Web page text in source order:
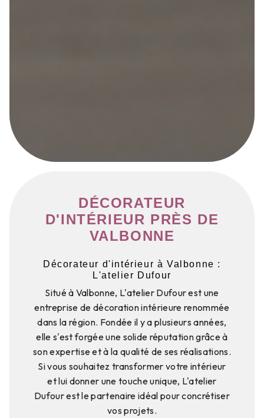
DÉCORATEUR
D'INTÉRIEUR PRÈS DE
VALBONNE
Décorateur d'intérieur à Valbonne :
L'atelier Dufour
Situé à Valbonne, L'atelier Dufour est une
entreprise de décoration intérieure renommée
dans la région. Fondée il y a plusieurs années,
elle s'est forgée une solide réputation grâce à
son expertise et à la qualité de ses réalisations.
Si vous souhaitez transformer votre intérieur
et lui donner une touche unique, L'atelier
Dufour est le partenaire idéal pour concrétiser
vos projets.